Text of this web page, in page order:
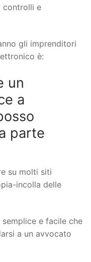
controlli e
gli imprenditori
è:
un
a
parte
su molti siti
incolla delle
e facile che
a un avvocato